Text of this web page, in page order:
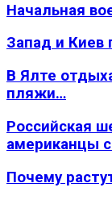
Начальная
Запад и Киев
В Ялте
пляжи…
Российская
американцы
Почему